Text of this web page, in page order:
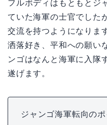
フルボディはもともとジ
ていた海軍の士官でした
交流を持つようになりま
洒落好き、平和への願い
ンゴはなんと海軍に入隊
遂げます。
ジャンゴ海軍転向のポ